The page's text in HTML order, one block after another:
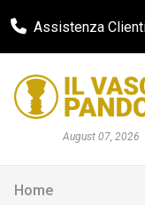
Assistenza
August 07, 2026
Home